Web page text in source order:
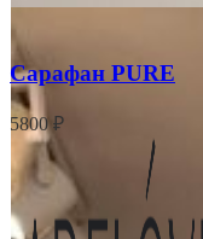
Сарафан PURE
5800₽